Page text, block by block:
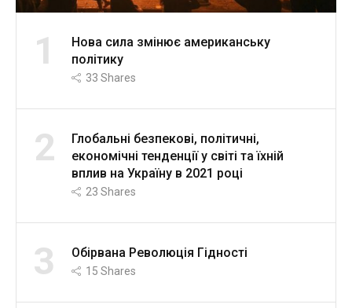
1
Нова сила змінює американську
політику
33 Shares
2
Глобальні безпекові, політичні,
економічні тенденції у світі та їхній
вплив на Україну в 2021 році
23 Shares
3 Обірвана Революція Гідності
15 Shares